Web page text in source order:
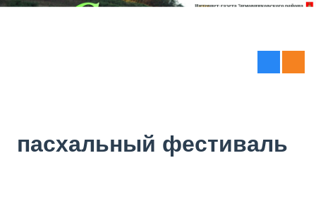
пасхальный фестиваль